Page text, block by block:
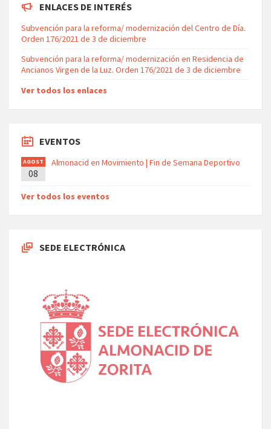
ENLACES DE INTERÉS
Subvención para la reforma/ modernización del Centro de Día.
Orden 176/2021 de 3 de diciembre
Subvención para la reforma/ modernización en Residencia de
Ancianos Virgen de la Luz. Orden 176/2021 de 3 de diciembre
Ver todos los enlaces
EVENTOS
AGOST
O
08
Almonacid en Movimiento | Fin de Semana Deportivo
Ver todos los eventos
SEDE ELECTRÓNICA